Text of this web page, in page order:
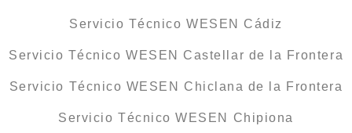
Servicio Técnico WESEN Cádiz
Servicio Técnico WESEN Castellar de la Frontera
Servicio Técnico WESEN Chiclana de la Frontera
Servicio Técnico WESEN Chipiona